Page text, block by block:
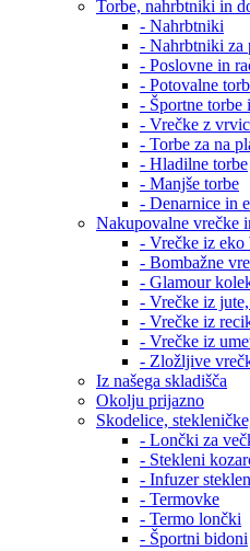
Torbe, nahrbtniki in
- Nahrbtniki
- Nahrbtniki za
- Poslovne in
- Potovalne
- Športne torbe
- Vrečke z
- Torbe za na
- Hladilne torbe
- Manjše torbe
- Denarnice in
Nakupovalne vrečke
- Vrečke iz eko
- Bombažne
- Glamour
- Vrečke iz
- Vrečke iz
- Vrečke iz
- Zložljive
Iz našega skladišča
Okolju prijazno
Skodelice,
- Lončki za
- Stekleni
- Infuzer
- Termovke
- Termo lončki
- Športni bidoni